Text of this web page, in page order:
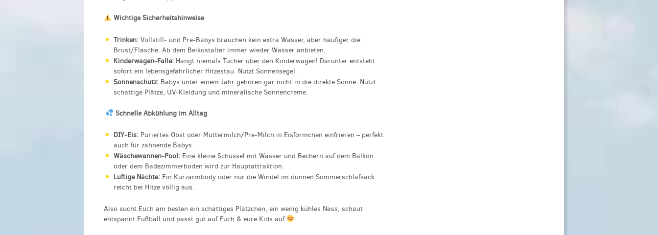
Wichtige Sicherheitshinweise
Trinken: Vollstill- und Pre-Babys brauchen kein extra Wasser, aber häufiger die
Brust/Flasche. Ab dem Beikostalter immer wieder Wasser anbieten.
Kinderwagen-Falle: Hängt niemals Tücher über den Kinderwagen! Darunter entsteht
sofort ein lebensgefährlicher Hitzestau. Nutzt Sonnensegel.
Sonnenschutz: Babys unter einem Jahr gehören gar nicht in die direkte Sonne. Nutzt
schattige Plätze, UV-Kleidung und mineralische Sonnencreme.
Schnelle Abkühlung im Alltag
DIY-Eis: Püriertes Obst oder Muttermilch/Pre-Milch in Eisförmchen einfrieren – perfekt
auch für zahnende Babys.
Wäschewannen-Pool: Eine kleine Schüssel mit Wasser und Bechern auf dem Balkon
oder dem Badezimmerboden wird zur Hauptattraktion.
Luftige Nächte: Ein Kurzarmbody oder nur die Windel im dünnen Sommerschlafsack
reicht bei Hitze völlig aus.
Also sucht Euch am besten ein schattiges Plätzchen, ein wenig kühles Nass, schaut
entspannt Fußball und passt gut auf Euch & eure Kids auf